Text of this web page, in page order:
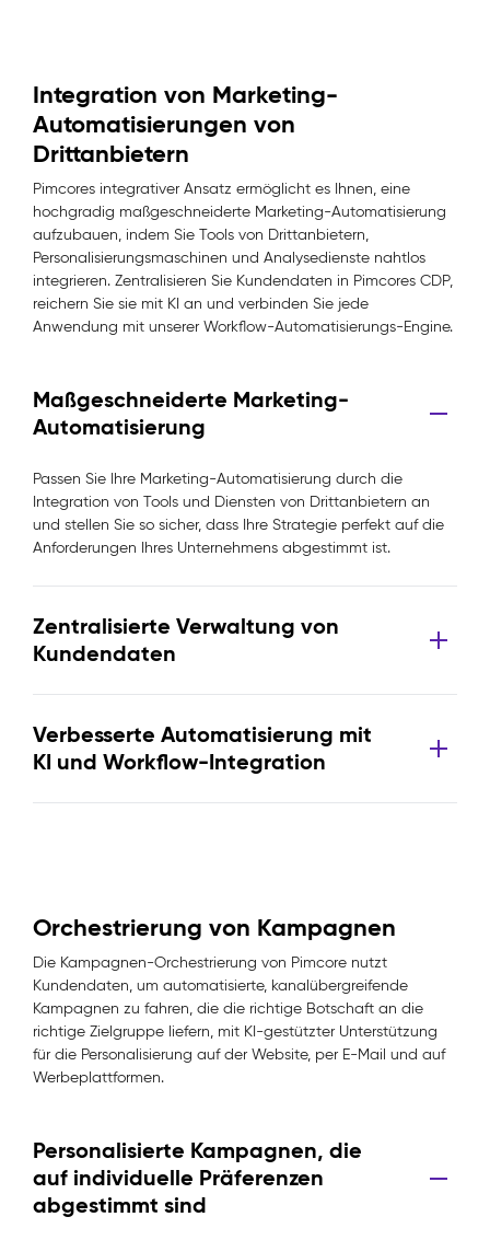
Integration von Marketing-
Automatisierungen von
Drittanbietern
Pimcores integrativer Ansatz ermöglicht es Ihnen, eine
hochgradig maßgeschneiderte Marketing-Automatisierung
aufzubauen, indem Sie Tools von Drittanbietern,
Personalisierungsmaschinen und Analysedienste nahtlos
integrieren. Zentralisieren Sie Kundendaten in Pimcores CDP,
reichern Sie sie mit KI an und verbinden Sie jede
Anwendung mit unserer Workflow-Automatisierungs-Engine.
Maßgeschneiderte Marketing-
Automatisierung
Passen Sie Ihre Marketing-Automatisierung durch die
Integration von Tools und Diensten von Drittanbietern an
und stellen Sie so sicher, dass Ihre Strategie perfekt auf die
Anforderungen Ihres Unternehmens abgestimmt ist.
Zentralisierte Verwaltung von
Kundendaten
Verbesserte Automatisierung mit
KI und Workflow-Integration
Orchestrierung von Kampagnen
Die Kampagnen-Orchestrierung von Pimcore nutzt
Kundendaten, um automatisierte, kanalübergreifende
Kampagnen zu fahren, die die richtige Botschaft an die
richtige Zielgruppe liefern, mit KI-gestützter Unterstützung
für die Personalisierung auf der Website, per E-Mail und auf
Werbeplattformen.
Personalisierte Kampagnen, die
auf individuelle Präferenzen
abgestimmt sind